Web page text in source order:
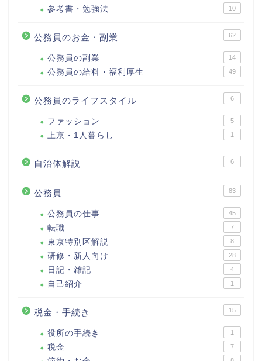
参考書・勉強法 10
公務員のお金・副業 62
公務員の副業 14
公務員の給料・福利厚生 49
公務員のライフスタイル 6
ファッション 5
上京・1人暮らし 1
自治体解説 6
公務員 83
公務員の仕事 45
転職 7
東京特別区解説 8
研修・新人向け 28
日記・雑記 4
自己紹介 1
税金・手続き 15
役所の手続き 1
税金 7